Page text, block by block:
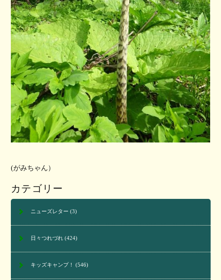
(がみちゃん）
カテゴリー
ニューズレター (3)
日々つれづれ(424)
キッズキャンプ！ (546)